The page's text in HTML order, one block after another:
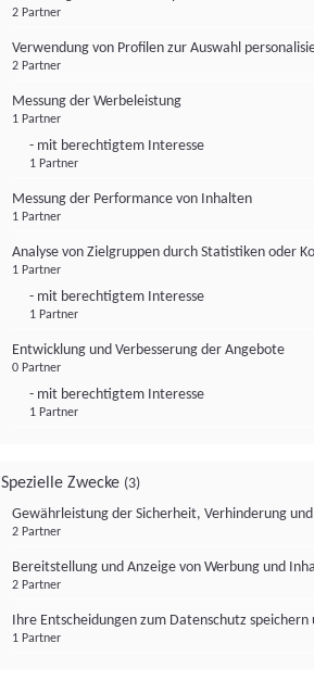
2 Partner
Verwendung von Profilen zur Auswahl
2 Partner
Messung der Werbeleistung
1 Partner
- mit berechtigtem Interesse
1 Partner
Messung der Performance von Inhalten
1 Partner
Analyse von Zielgruppen durch Statistiken oder
1 Partner
- mit berechtigtem Interesse
1 Partner
Entwicklung und Verbesserung der Angebote
0 Partner
- mit berechtigtem Interesse
1 Partner
Spezielle Zwecke (3)
Gewährleistung der Sicherheit, Verhinderung
2 Partner
Bereitstellung und Anzeige von Werbung und
2 Partner
Ihre Entscheidungen zum Datenschutz
1 Partner